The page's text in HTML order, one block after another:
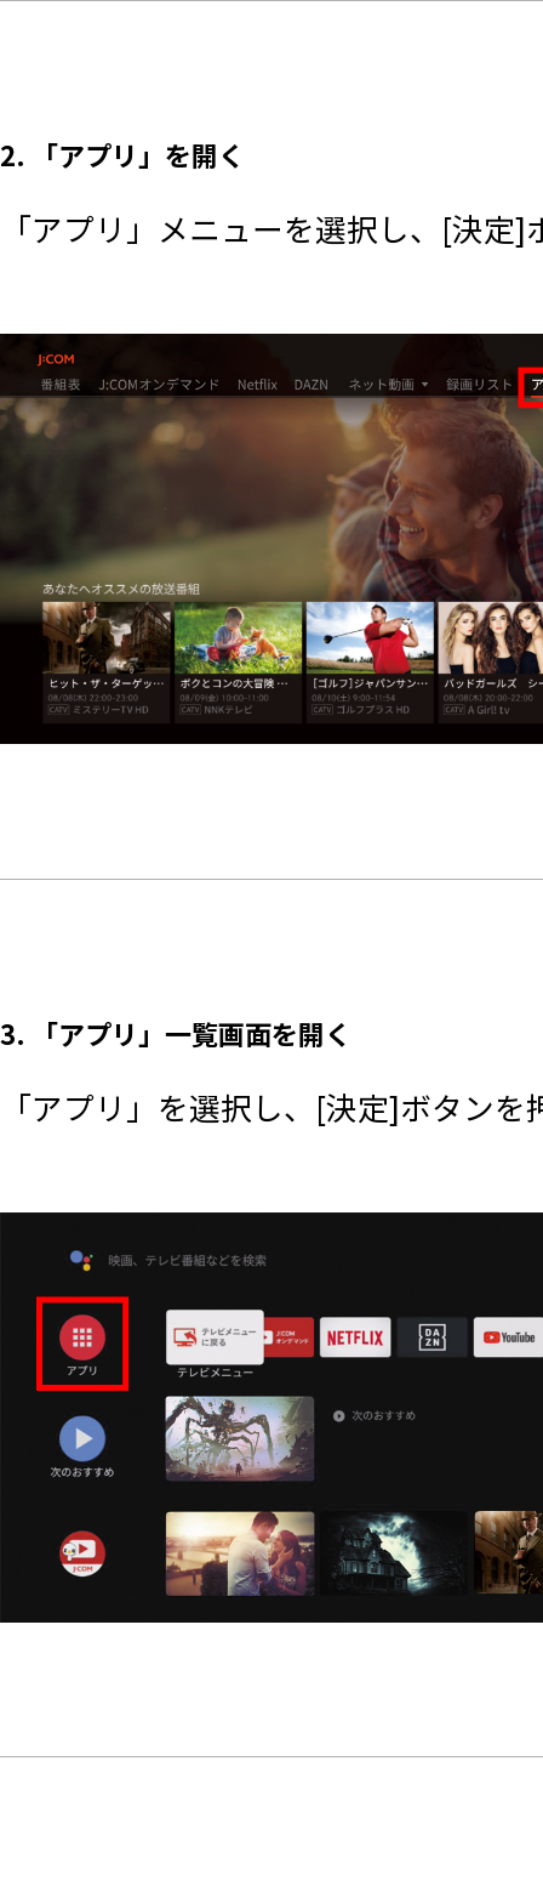
2. 「アプリ」を開く
「アプリ」メニューを選択し、[決定
3. 「アプリ」一覧画面を開く
「アプリ」を選択し、[決定]ボタンを